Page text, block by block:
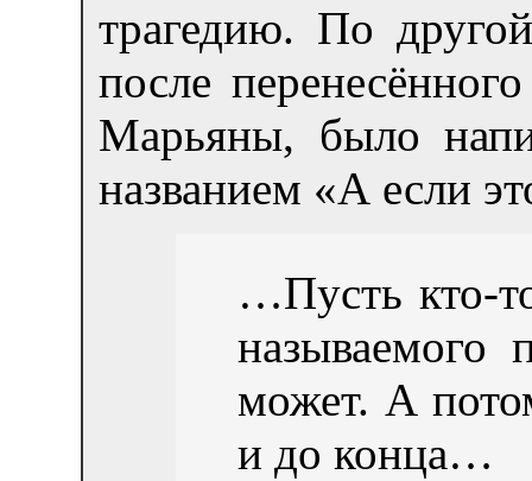
трагедию. По
после
Марьяны, было
названием «А если
…Пусть кто-
называемого
может. А
и до конца…